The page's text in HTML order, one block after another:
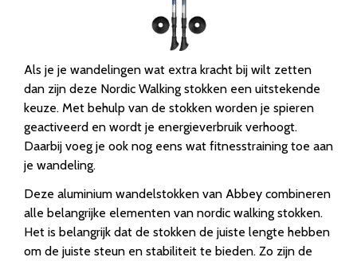
Als je je wandelingen wat extra kracht bij wilt zetten
dan zijn deze Nordic Walking stokken een uitstekende
keuze. Met behulp van de stokken worden je spieren
geactiveerd en wordt je energieverbruik verhoogt.
Daarbij voeg je ook nog eens wat fitnesstraining toe aan
je wandeling.
Deze aluminium wandelstokken van Abbey combineren
alle belangrijke elementen van nordic walking stokken.
Het is belangrijk dat de stokken de juiste lengte hebben
om de juiste steun en stabiliteit te bieden. Zo zijn de